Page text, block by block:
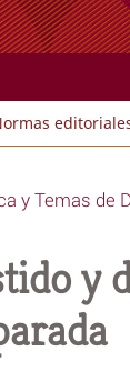
y Temas de
y